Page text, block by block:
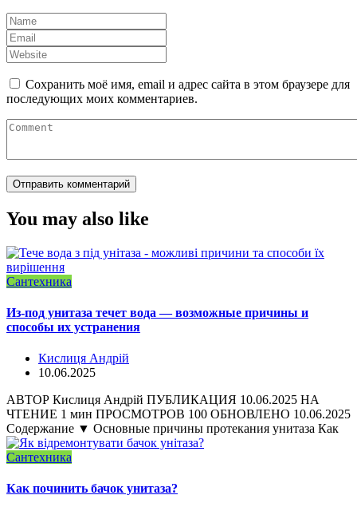
Сохранить моё имя, email и адрес сайта в этом браузере для
последующих моих комментариев.
You may also like
Сантехника
Из-под унитаза течет вода — возможные причины и
способы их устранения
Кислиця Андрій
10.06.2025
АВТОР Кислиця Андрій ПУБЛИКАЦИЯ 10.06.2025 НА
ЧТЕНИЕ 1 мин ПРОСМОТРОВ 100 ОБНОВЛЕНО 10.06.2025
Содержание ▼ Основные причины протекания унитаза Как
Сантехника
Как починить бачок унитаза?